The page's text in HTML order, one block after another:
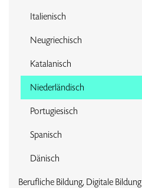
Italienisch
Neugriechisch
Katalanisch
Niederländisch
Portugiesisch
Spanisch
Dänisch
Berufliche Bildung, Digitale Bildung